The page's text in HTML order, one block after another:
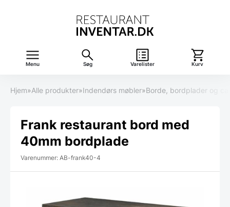
Menu Søg Varelister Kurv
Hjem»Alle produkter»Indendørs møbler»Borde, bordplader og
Frank restaurant bord med
40mm bordplade
Varenummer: AB-frank40-4